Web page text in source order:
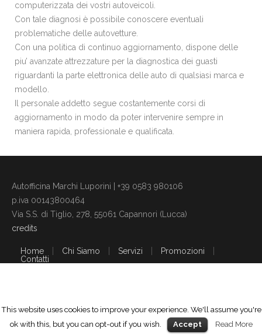
computerizzata dei vostri autoveicoli.
Con tale diagnosi è possibile conoscere eventuali
problematiche delle autovetture.
Con una politica di continuo aggiornamento, dispone delle
piu’ avanzate attrezzature per la diagnostica dei guasti
riguardanti la parte elettronica delle auto di qualsiasi marca e
modello.
Il personale addetto segue costantemente corsi di
aggiornamento in modo da poter intervenire sempre in
maniera rapida, professionale e qualificata.
Autofficina Marchi Luporini | +39 0583 980106
p.iva 00143800464
Via S.S. di Tiglio, 278, 55061 Capannori (Lucca)
credits
Home Chi Siamo Servizi
Promozioni
Contatti
This website uses cookies to improve your experience. We'll assume you're
ok with this, but you can opt-out if you wish.
Accept Read More